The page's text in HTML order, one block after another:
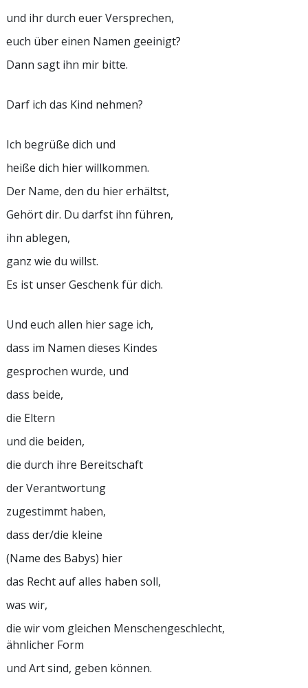
und ihr durch euer Versprechen,
euch über einen Namen geeinigt?
Dann sagt ihn mir bitte.
Darf ich das Kind nehmen?
Ich begrüße dich und
heiße dich hier willkommen.
Der Name, den du hier erhältst,
Gehört dir. Du darfst ihn führen,
ihn ablegen,
ganz wie du willst.
Es ist unser Geschenk für dich.
Und euch allen hier sage ich,
dass im Namen dieses Kindes
gesprochen wurde, und
dass beide,
die Eltern
und die beiden,
die durch ihre Bereitschaft
der Verantwortung
zugestimmt haben,
dass der/die kleine
(Name des Babys) hier
das Recht auf alles haben soll,
was wir,
die wir vom gleichen Menschengeschlecht,
ähnlicher Form
und Art sind, geben können.